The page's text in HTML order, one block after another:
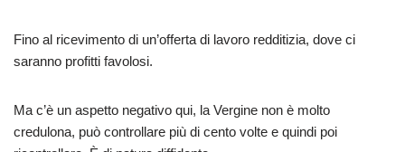
Fino al ricevimento di un’offerta di lavoro redditizia, dove ci
saranno profitti favolosi.
Ma c’è un aspetto negativo qui, la Vergine non è molto
credulona, ​​può controllare più di cento volte e quindi poi